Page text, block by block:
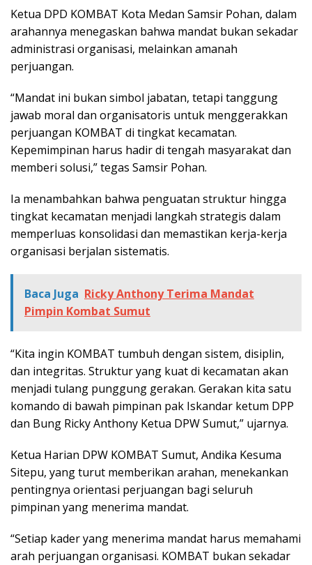
Ketua DPD KOMBAT Kota Medan Samsir Pohan, dalam
arahannya menegaskan bahwa mandat bukan sekadar
administrasi organisasi, melainkan amanah
perjuangan.
“Mandat ini bukan simbol jabatan, tetapi tanggung
jawab moral dan organisatoris untuk menggerakkan
perjuangan KOMBAT di tingkat kecamatan.
Kepemimpinan harus hadir di tengah masyarakat dan
memberi solusi,” tegas Samsir Pohan.
Ia menambahkan bahwa penguatan struktur hingga
tingkat kecamatan menjadi langkah strategis dalam
memperluas konsolidasi dan memastikan kerja-kerja
organisasi berjalan sistematis.
Baca Juga Ricky Anthony Terima Mandat
Pimpin Kombat Sumut
“Kita ingin KOMBAT tumbuh dengan sistem, disiplin,
dan integritas. Struktur yang kuat di kecamatan akan
menjadi tulang punggung gerakan. Gerakan kita satu
komando di bawah pimpinan pak Iskandar ketum DPP
dan Bung Ricky Anthony Ketua DPW Sumut,” ujarnya.
Ketua Harian DPW KOMBAT Sumut, Andika Kesuma
Sitepu, yang turut memberikan arahan, menekankan
pentingnya orientasi perjuangan bagi seluruh
pimpinan yang menerima mandat.
“Setiap kader yang menerima mandat harus memahami
arah perjuangan organisasi. KOMBAT bukan sekadar